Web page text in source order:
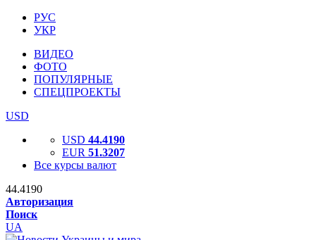
РУС
УКР
ВИДЕО
ФОТО
ПОПУЛЯРНЫЕ
СПЕЦПРОЕКТЫ
USD
USD 44.4190
EUR 51.3207
Все курсы валют
44.4190
Авторизация
Поиск
UA